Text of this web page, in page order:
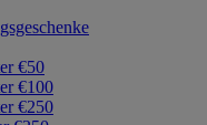
€50
€100
€250